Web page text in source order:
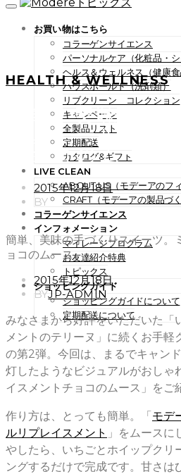
お買い物はこちら
コラーゲンサイエンス
パーソナルケア（化粧品・シ
ヘルス＆ウェルネス（健康食
ハウスホールド（洗剤類）
リブクリーン コレクション
キャンペーン
全製品リスト
定期配送
カタログ&ギフト
LIVE CLEAN
ABOUT US（モデーアのフ
CRAFT（モデーアの製品づく
コラーゲンサイエンス
インフォメーション
マイレージプログラム
お友達紹介特典
トピックス
ショッピングガイド
ショッピングガイドについて
定期配送について
HEALTH & WELLNESS
簡単、美味の手
ツ。ミールリプ
チョコのムース。
POSTED
ON
2015年12月18日
BY
簡単、美味の手づくりスイーツ。
ョコのムース。
POSTED
ON
2015年12月18日
BYJP-ADMIN
みなさまから好評をいただいた「
メントのテリーヌ」に続くお手軽
の第2弾。今回は、まるでキャン
灯したようなビジュアルがおしゃ
イスメントチョコのムース」をご
作り方は、とっても簡単。「モデ
ルリプレイスメント 」をムースに
やしたら、いちごとホイップクリ
ングするだけで完成です。甘さは